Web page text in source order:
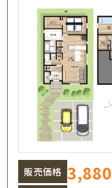
販売価格 3,880